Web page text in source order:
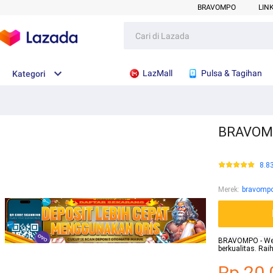
BRAVOMPO
Kategori LazMall Pulsa & Tagihan
Merek:
BRAVOMPO -
berkualitas.